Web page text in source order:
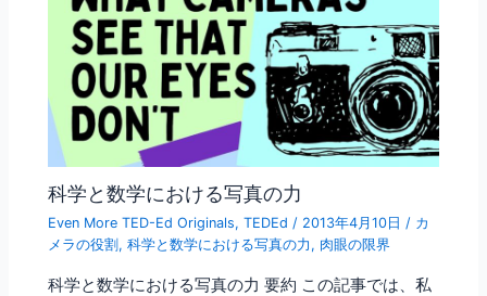
科学と数学における写真の力
Even More TED-Ed Originals,TEDEd / 2013年4月10日/ カ
メラの役割 ,科学と数学における写真の力 , 肉眼の限界
科学と数学における写真の力 要約 この記事では、私